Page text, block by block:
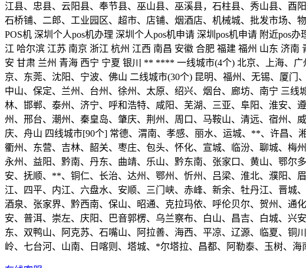
江县、忠县、云阳县、奉节县、巫山县、巫溪县，石柱县、秀山县、酉
石桥铺、二郎、工业园区、超市、店铺、烟酒店、机械城、批发市场、
POS机 深圳个人pos机办理 深圳个人pos机申请 深圳pos机申请 附近pos
江 哈尔滨 江苏 南京 浙江 杭州 江西 南昌 安徽 合肥 福建 福州 山东 济
安 甘肃 兰州 青海 西宁 宁夏 银川 ** **** 一线城市(4个) 北京、上海、
京、东莞、沈阳、宁波、佛山 二线城市(30个) 昆明、福州、无锡、厦
中山、保定、兰州、台州、徐州、太原、绍兴、烟台、廊坊、南宁 三
林、邯郸、泰州、济宁、呼和浩特、咸阳、芜湖、三亚、阜阳、淮安
州、邢台、潮州、秦皇岛、肇庆、荆州、周口、马鞍山、清远、宿州、
庆、舟山 四线城市[90个] 常德、渭南、孝感、丽水、运城、**、许昌、
衢州、东营、吉林、韶关、枣庄、包头、怀化、宣城、临汾、聊城、梅
永州、益阳、黔南、丹东、曲靖、乐山、黔东南、张家口、黄山、鄂尔
安、抚顺、**、铜仁、长治、达州、鄂州、忻州、吕梁、淮北、濮阳、
江、四平、内江、六盘水、安顺、三门峡、赤峰、新余、牡丹江、晋城
酒泉、张家界、黔西南、保山、昭通、克拉玛依、呼伦贝尔、贺州、通
安、普洱、崇左、庆阳、巴音郭楞、乌兰察布、白山、昌吉、白城、
东、双鸭山、阿克苏、石嘴山、阿拉善、海西、平凉、辽源、临夏、
岭、七台河、山南、日喀则、塔城、*尔塔拉、昌都、阿勒泰、玉树、